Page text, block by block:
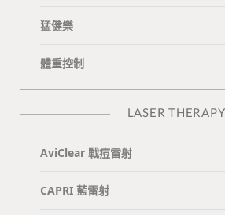
猛健樂
體重控制
LASER THERAPY
AviClear 戰痘雷射
CAPRI 藍雷射